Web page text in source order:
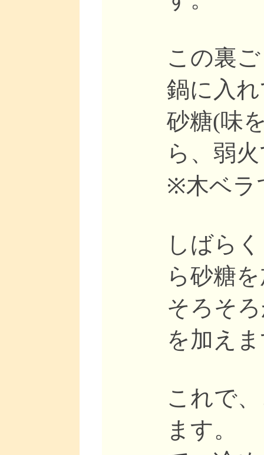
この裏
鍋に入
砂糖(味
ら、弱
※木ベラ
しばら
ら砂糖
そろそ
を加え
これで
ます。